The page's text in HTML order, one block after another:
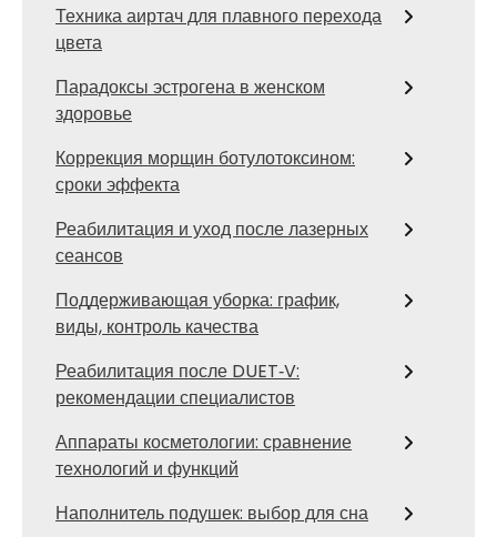
Техника аиртач для плавного перехода
цвета
Парадоксы эстрогена в женском
здоровье
Коррекция морщин ботулотоксином:
сроки эффекта
Реабилитация и уход после лазерных
сеансов
Поддерживающая уборка: график,
виды, контроль качества
Реабилитация после DUET‑V:
рекомендации специалистов
Аппараты косметологии: сравнение
технологий и функций
Наполнитель подушек: выбор для сна